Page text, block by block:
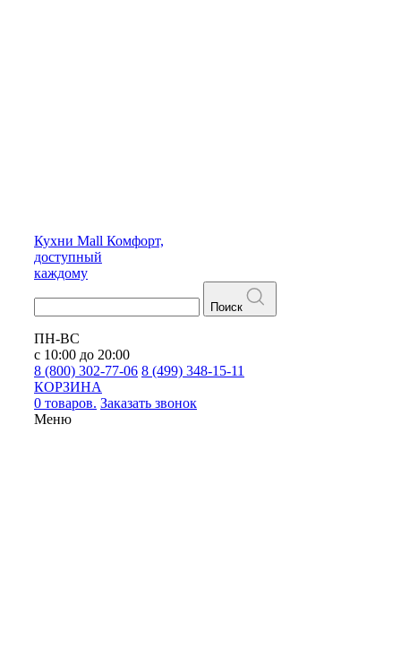
Кухни Mall Комфорт,
доступный
каждому
Поиск
ПН-ВС
с 10:00 до 20:00
8 (800) 302-77-06 8 (499) 348-15-11
КОРЗИНА
0 товаров. Заказать звонок
Меню